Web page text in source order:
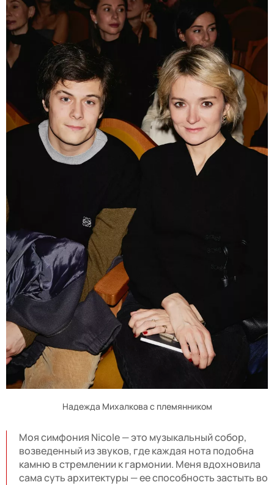
Надежда Михалкова с племянником
Моя симфония Nicole — это музыкальный собор,
возведенный из звуков, где каждая нота подобна
камню в стремлении к гармонии. Меня вдохновила
сама суть архитектуры — ее способность застыть во